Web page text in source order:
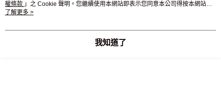
權條款 」之 Cookie 聲明。您繼續使用本網站即表示您同意本公司得按本網站使
用條款之 Cookie 聲明使用 cookie。
了解更多 >
我知道了